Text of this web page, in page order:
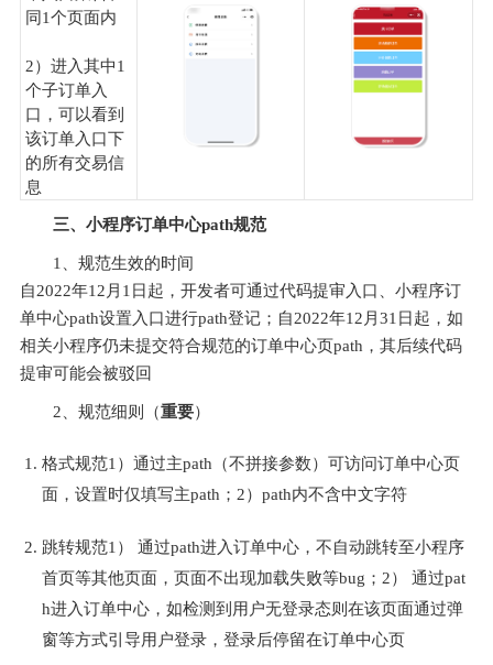
同1个页面内
2）进入其中1
个子订单入
口，可以看到
该订单入口下
的所有交易信
息
三、小程序订单中心path规范
1、规范生效的时间
自2022年12月1日起，开发者可通过代码提审入口、小程序订
单中心path设置入口进行path登记；自2022年12月31日起，如
相关小程序仍未提交符合规范的订单中心页path，其后续代码
提审可能会被驳回
2、规范细则（重要）
格式规范1）通过主path（不拼接参数）可访问订单中心页
面，设置时仅填写主path；2）path内不含中文字符
跳转规范1） 通过path进入订单中心，不自动跳转至小程序
首页等其他页面，页面不出现加载失败等bug；2） 通过pat
h进入订单中心，如检测到用户无登录态则在该页面通过弹
窗等方式引导用户登录，登录后停留在订单中心页